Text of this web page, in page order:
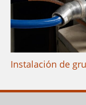
Instalación de